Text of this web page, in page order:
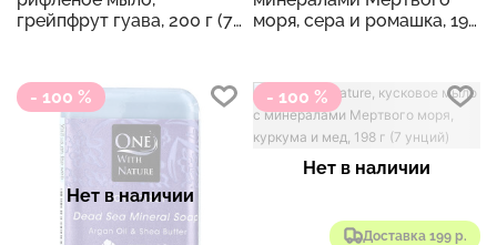
грейпфрут гуава, 200 г (7
моря, сера и ромашка, 198
- 100 %
Нет в наличии
- 100 %
Доставка 199 р.
Нет в наличии